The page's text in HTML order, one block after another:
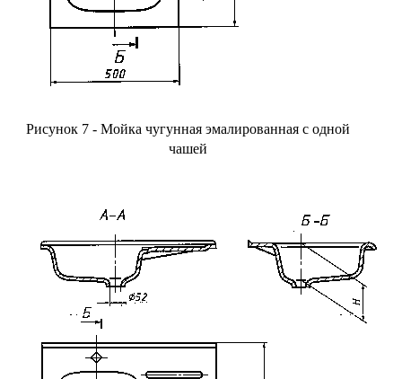
Рисунок 7 - Мойка чугунная эмалированная с одной
чашей